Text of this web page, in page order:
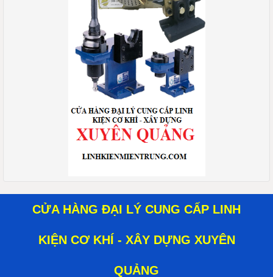
CỬA HÀNG ĐẠI LÝ CUNG CẤP LINH
KIỆN CƠ KHÍ - XÂY DỰNG XUYÊN
QUẢNG